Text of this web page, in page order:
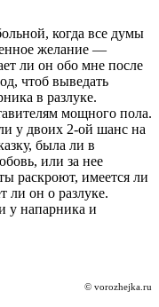
когда все думы
желание —
ли он обо мне после
чтоб выведать
в разлуке.
мощного пола.
у двоих 2-ой шанс на
была ли в
или за нее
раскроют, имеется ли
ли он о разлуке.
у напарника и
© vorozhejka.ru